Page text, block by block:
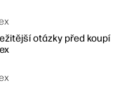
otázky před koupí